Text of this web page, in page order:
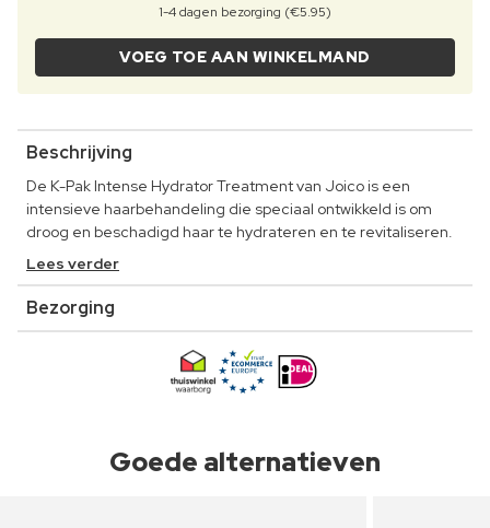
1-4 dagen bezorging (€5.95)
VOEG TOE AAN WINKELMAND
Beschrijving
De K-Pak Intense Hydrator Treatment van Joico is een
intensieve haarbehandeling die speciaal ontwikkeld is om
droog en beschadigd haar te hydrateren en te revitaliseren.
Lees verder
Bezorging
Goede alternatieven